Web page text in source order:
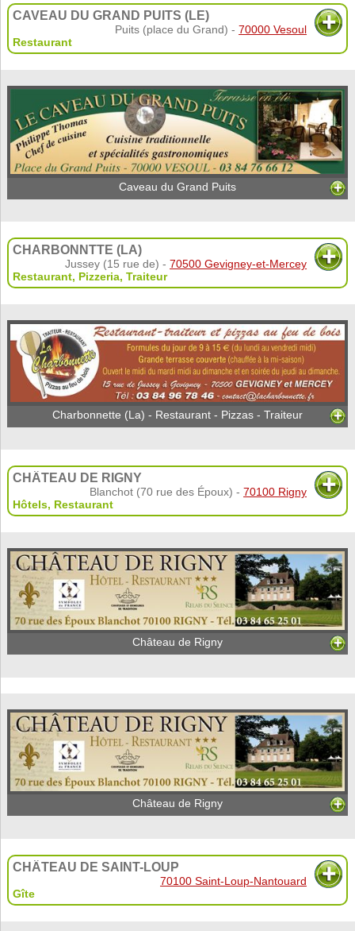
CAVEAU DU GRAND PUITS (LE)
Puits (place du Grand) -70000 Vesoul
Restaurant
Caveau du Grand Puits
CHARBONNTTE (LA)
Jussey (15 rue de) -70500 Gevigney-et-Mercey
Restaurant, Pizzeria, Traiteur
Charbonnette (La) - Restaurant - Pizzas - Traiteur
CHÂTEAU DE RIGNY
Blanchot (70 rue des Époux) -70100 Rigny
Hôtels, Restaurant
Château de Rigny
Château de Rigny
CHÂTEAU DE SAINT-LOUP
70100 Saint-Loup-Nantouard
Gîte